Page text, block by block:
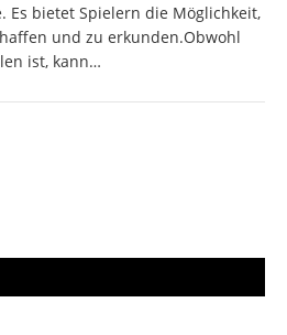
Es bietet Spielern die Möglichkeit,
und zu erkunden.Obwohl
ist, kann…